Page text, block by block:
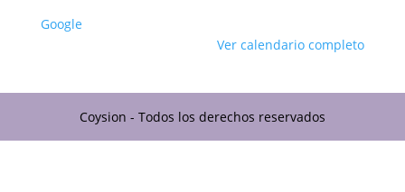
Google
Ver calendario completo
Coysion - Todos los derechos reservados